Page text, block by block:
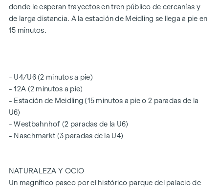
Nivel 1:
Desde el vestíbulo, con un armario empotrado oculto y un
tejado hacen que el cuarto de baño resulte aún más
acogedor y el efecto «wow» te deja sin palabras.
Gracias al aire acondicionado y a los sistemas de
sombreado exterior, las estancias del piso son un refugio
fresco incluso en los cálidos días de verano y garantizan
temperaturas agradables, sobre todo a la hora de dormir.
invitados).
Planta 2:
donde le esperan trayectos en tren público de cercanías y
de larga distancia. A la estación de Meidling se llega a pie en
15 minutos.
- U4/U6 (2 minutos a pie)
- 12A (2 minutos a pie)
- Estación de Meidling (15 minutos a pie o 2 paradas de la
U6)
- Westbahnhof (2 paradas de la U6)
- Naschmarkt (3 paradas de la U4)
NATURALEZA Y OCIO
Un magnífico paseo por el histórico parque del palacio de